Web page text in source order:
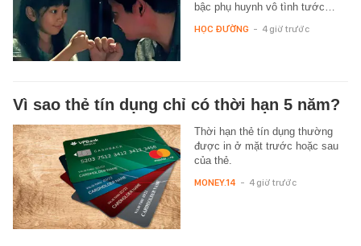
bậc phụ huynh vô tình tước…
HỌC ĐƯỜNG - 4 giờ trước
Vì sao thẻ tín dụng chỉ có thời hạn 5 năm?
Thời hạn thẻ tín dụng thường
được in ở mặt trước hoặc sau
của thẻ.
MONEY.14 - 4 giờ trước